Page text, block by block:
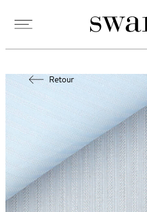
Retour